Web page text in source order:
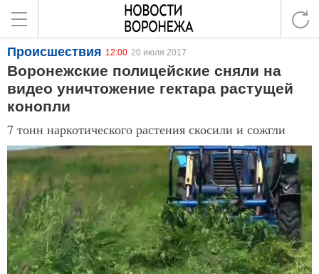
Происшествия 12:00 20 июля 2017
Воронежские полицейские сняли на
видео уничтожение гектара растущей
конопли
7 тонн наркотического растения скосили и сожгли